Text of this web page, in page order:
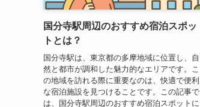
国分寺駅周辺のおすすめ宿泊スポッ
トとは？
国分寺駅は、東京都の多摩地域に位置し、自
然と都市が調和した魅力的なエリアです。こ
の地域を訪れる際に重要なのは、快適で便利
な宿泊施設を見つけることです。この記事で
は、国分寺駅周辺のおすすめ宿泊スポットに